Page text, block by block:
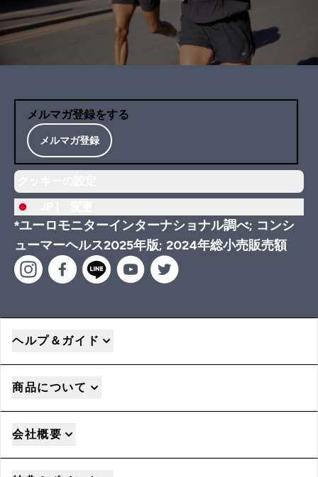
メルマガ登録をする
メルマガ登録
*ユーロモニターインターナショナル調べ; コンシ
ューマーヘルス2025年版; 2024年総小売販売額
ヘルプ＆ガイド
商品について
会社概要